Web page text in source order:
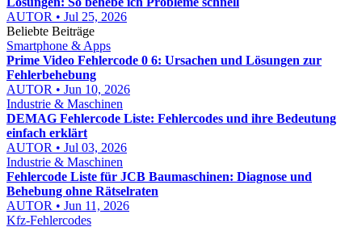
AUTOR • Jul 25, 2026
Beliebte Beiträge
Smartphone & Apps
Prime Video Fehlercode 0 6: Ursachen und Lösungen zur
Fehlerbehebung
AUTOR • Jun 10, 2026
Industrie & Maschinen
DEMAG Fehlercode Liste: Fehlercodes und ihre Bedeutung
einfach erklärt
AUTOR • Jul 03, 2026
Industrie & Maschinen
Fehlercode Liste für JCB Baumaschinen: Diagnose und
Behebung ohne Rätselraten
AUTOR • Jun 11, 2026
Kfz-Fehlercodes